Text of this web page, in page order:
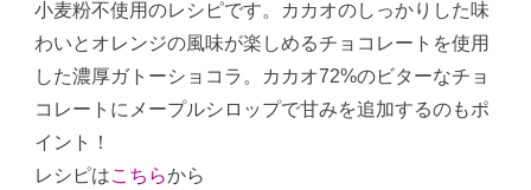
小麦粉不使用のレシピです。カカオのしっかりした味
わいとオレンジの風味が楽しめるチョコレートを使用
した濃厚ガトーショコラ。カカオ72%のビターなチョ
コレートにメープルシロップで甘みを追加するのもポ
イント！
レシピはこちらから